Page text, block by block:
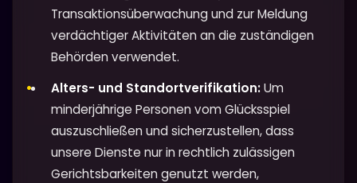
Transaktionsüberwachung und zur Meldung
verdächtiger Aktivitäten an die zuständigen
Behörden verwendet.
Alters- und Standortverifikation:Um
minderjährige Personen vom Glücksspiel
auszuschließen und sicherzustellen, dass
unsere Dienste nur in rechtlich zulässigen
Gerichtsbarkeiten genutzt werden,